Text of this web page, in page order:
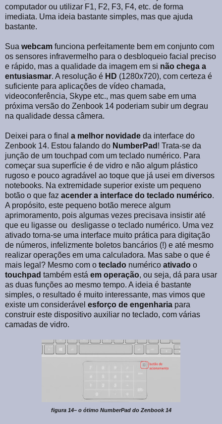
computador ou utilizar F1, F2, F3, F4, etc. de forma
imediata. Uma ideia bastante simples, mas que ajuda
bastante.
Sua webcam funciona perfeitamente bem em conjunto com
os sensores infravermelho para o desbloqueio facial preciso
e rápido, mas a qualidade da imagem em si não chega a
entusiasmar. A resolução é HD (1280x720), com certeza é
suficiente para aplicações de vídeo chamada,
videoconferência, Skype etc., mas quem sabe em uma
próxima versão do Zenbook 14 poderiam subir um degrau
na qualidade dessa câmera.
Deixei para o final a melhor novidade da interface do
Zenbook 14. Estou falando do NumberPad ! Trata-se da
junção de um touchpad com um teclado numérico. Para
começar sua superfície é de vidro e não algum plástico
rugoso e pouco agradável ao toque que já usei em diversos
notebooks. Na extremidade superior existe um pequeno
botão o que faz acender a interface do teclado numérico.
A propósito, este pequeno botão merece algum
aprimoramento, pois algumas vezes precisava insistir até
que eu ligasse ou desligasse o teclado numérico. Uma vez
ativado torna-se uma interface muito prática para digitação
de números, infelizmente boletos bancários (!) e até mesmo
realizar operações em uma calculadora. Mas sabe o que é
mais legal? Mesmo com o teclado numérico ativado o
touchpad também está em operação, ou seja, dá para usar
as duas funções ao mesmo tempo. A ideia é bastante
simples, o resultado é muito interessante, mas vimos que
existe um considerável esforço de engenharia para
construir este dispositivo auxiliar no teclado, com várias
camadas de vidro.
figura 14– o ótimo NumberPad do Zenbook 14